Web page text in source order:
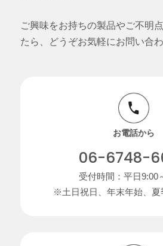
ご興味をお持ちの製品やご不明
たら、どうぞお気軽にお問い合わ
お電話から
06-6748-
受付時間：平日9:00
※土日祝日、年末年始、夏